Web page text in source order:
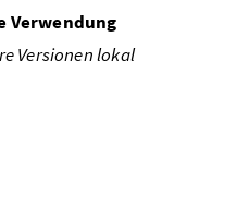
Verwendung
Versionen lokal